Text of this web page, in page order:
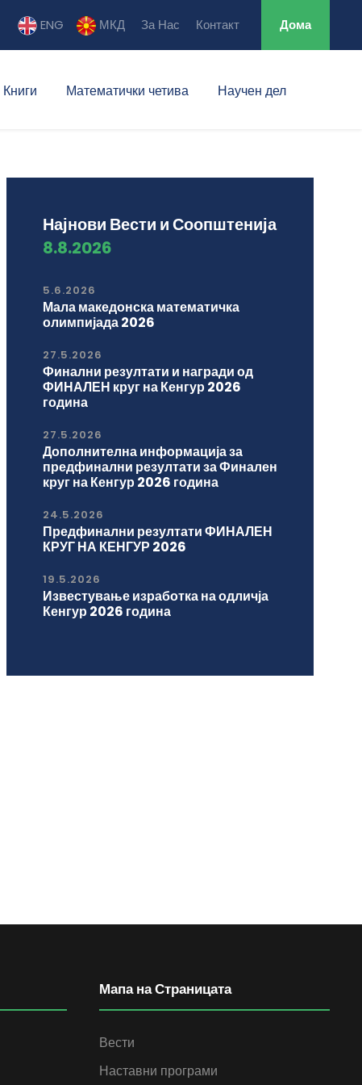
ENG МКД За Нас Контакт Дома
Книги Математички четива Научен дел
Најнови Вести и Соопштенија
8.8.2026
5.6.2026
Мала македонска математичка
олимпијада 2026
27.5.2026
Финални резултати и награди од
ФИНАЛЕН круг на Кенгур 2026
година
27.5.2026
Дополнителна информација за
предфинални резултати за Финален
круг на Кенгур 2026 година
24.5.2026
Предфинални резултати ФИНАЛЕН
КРУГ НА КЕНГУР 2026
19.5.2026
Известување изработка на одличја
Кенгур 2026 година
Мапа на Страницата
Вести
Наставни програми